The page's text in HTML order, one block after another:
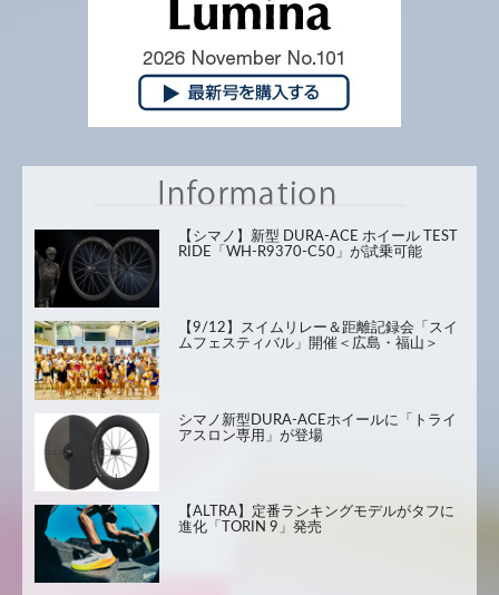
【シマノ】新型 DURA-ACE ホイール TEST
RIDE「WH-R9370-C50」が試乗可能
【9/12】スイムリレー＆距離記録会「スイ
ムフェスティバル」開催＜広島・福山＞
シマノ新型DURA-ACEホイールに「トライ
アスロン専用」が登場
【ALTRA】定番ランキングモデルがタフに
進化「TORIN 9」発売